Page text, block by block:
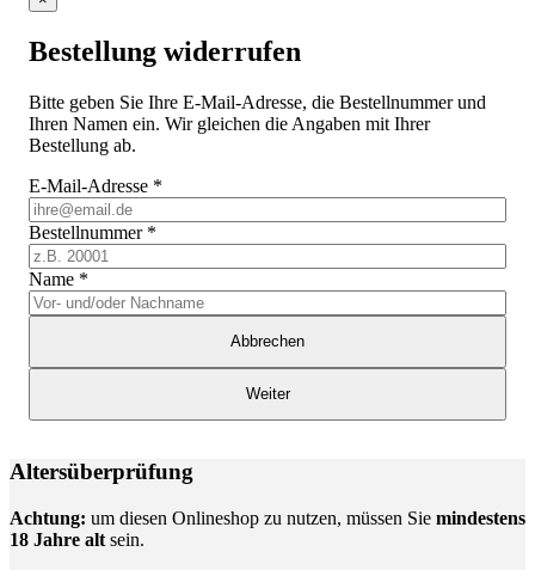
Bestellung widerrufen
Bitte geben Sie Ihre E-Mail-Adresse, die Bestellnummer und
Ihren Namen ein. Wir gleichen die Angaben mit Ihrer
Bestellung ab.
E-Mail-Adresse *
Bestellnummer *
Name *
Abbrechen
Weiter
Altersüberprüfung
Achtung: um diesen Onlineshop zu nutzen, müssen Sie mindestens
18 Jahre alt sein.